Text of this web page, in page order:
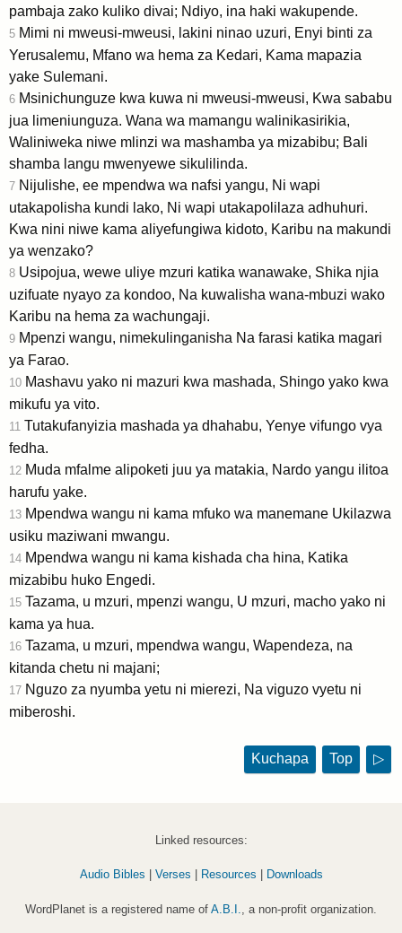
pambaja zako kuliko divai; Ndiyo, ina haki wakupende.
5 Mimi ni mweusi-mweusi, lakini ninao uzuri, Enyi binti za
Yerusalemu, Mfano wa hema za Kedari, Kama mapazia
yake Sulemani.
6 Msinichunguze kwa kuwa ni mweusi-mweusi, Kwa sababu
jua limeniunguza. Wana wa mamangu walinikasirikia,
Waliniweka niwe mlinzi wa mashamba ya mizabibu; Bali
shamba langu mwenyewe sikulilinda.
7 Nijulishe, ee mpendwa wa nafsi yangu, Ni wapi
utakapolisha kundi lako, Ni wapi utakapolilaza adhuhuri.
Kwa nini niwe kama aliyefungiwa kidoto, Karibu na makundi
ya wenzako?
8 Usipojua, wewe uliye mzuri katika wanawake, Shika njia
uzifuate nyayo za kondoo, Na kuwalisha wana-mbuzi wako
Karibu na hema za wachungaji.
9 Mpenzi wangu, nimekulinganisha Na farasi katika magari
ya Farao.
10 Mashavu yako ni mazuri kwa mashada, Shingo yako kwa
mikufu ya vito.
11 Tutakufanyizia mashada ya dhahabu, Yenye vifungo vya
fedha.
12 Muda mfalme alipoketi juu ya matakia, Nardo yangu ilitoa
harufu yake.
13 Mpendwa wangu ni kama mfuko wa manemane Ukilazwa
usiku maziwani mwangu.
14 Mpendwa wangu ni kama kishada cha hina, Katika
mizabibu huko Engedi.
15 Tazama, u mzuri, mpenzi wangu, U mzuri, macho yako ni
kama ya hua.
16 Tazama, u mzuri, mpendwa wangu, Wapendeza, na
kitanda chetu ni majani;
17 Nguzo za nyumba yetu ni mierezi, Na viguzo vyetu ni
miberoshi.
Kuchapa Top ▷
Linked resources:
Audio Bibles Verses Resources Downloads
WordPlanet is a registered name of A.B.I. , a non-profit organization.